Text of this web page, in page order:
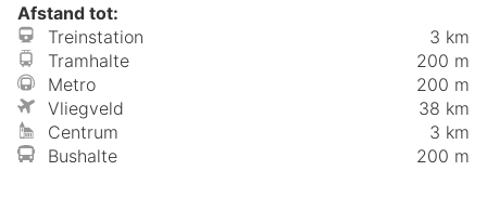
Afstand tot:
Treinstation
3 km
Tramhalte
200 m
Metro
200 m
Vliegveld
38 km
Centrum
3 km
Bushalte
200 m